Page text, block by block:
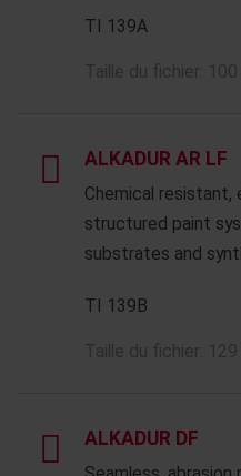
TI 139A
ALKADUR AR LF
Chemical
structured paint
substrates and
TI 139B
ALKADUR DF